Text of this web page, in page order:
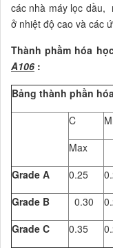
các nhà máy lọc dầu,
ở nhiệt độ cao và các
Thành phầm hóa
A106 :
Bảng thành phần
C
Max
Grade A
0.25
Grade B
0.30
Grade C
0.35